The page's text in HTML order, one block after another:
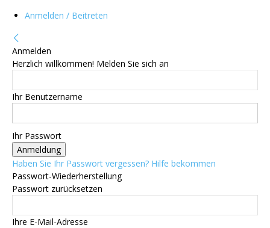
Anmelden / Beitreten
Anmelden
Herzlich willkommen! Melden Sie sich an
Ihr Benutzername
Ihr Passwort
Haben Sie Ihr Passwort vergessen? Hilfe bekommen
Passwort-Wiederherstellung
Passwort zurücksetzen
Ihre E-Mail-Adresse